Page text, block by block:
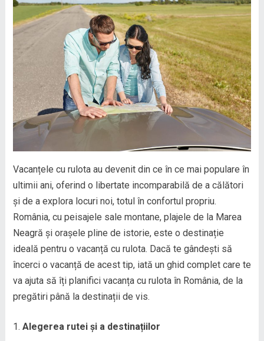
Vacanțele cu rulota au devenit din ce în ce mai populare în
ultimii ani, oferind o libertate incomparabilă de a călători
și de a explora locuri noi, totul în confortul propriu.
România, cu peisajele sale montane, plajele de la Marea
Neagră și orașele pline de istorie, este o destinație
ideală pentru o vacanță cu rulota. Dacă te gândești să
încerci o vacanță de acest tip, iată un ghid complet care te
va ajuta să îți planifici vacanța cu rulota în România, de la
pregătiri până la destinații de vis.
Alegerea rutei și a destinațiilor